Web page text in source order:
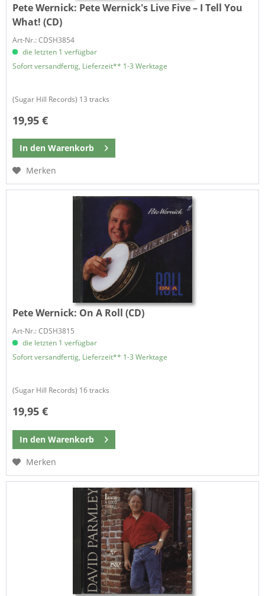
Pete Wernick: Pete Wernick's Live Five – I Tell You
What! (CD)
Art-Nr.: CDSH3854
die letzten 1 verfügbar
Sofort versandfertig, Lieferzeit** 1-3 Werktage
(Sugar Hill Records) 13 tracks
19,95 €
In den Warenkorb
Merken
Pete Wernick: On A Roll (CD)
Art-Nr.: CDSH3815
die letzten 1 verfügbar
Sofort versandfertig, Lieferzeit** 1-3 Werktage
(Sugar Hill Records) 16 tracks
19,95 €
In den Warenkorb
Merken